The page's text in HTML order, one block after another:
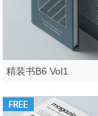
精装书B6 Vol1